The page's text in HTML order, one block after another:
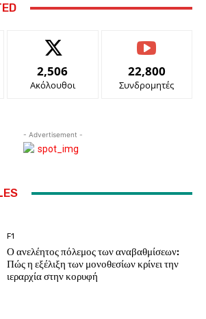
2,506
Ακόλουθοι
22,800
Συνδρομητές
- Advertisement -
F1
Ο ανελέητος πόλεμος των αναβαθμίσεων:
Πώς η εξέλιξη των μονοθεσίων κρίνει την
ιεραρχία στην κορυφή